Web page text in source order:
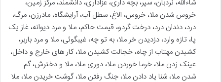
شاءالله، نردبان، سپر، بچه داری، عزاداری، دانشمند، مرکز زمین،
خروس شدن ملا، خروس، الاغ، سطل آب، آرایشگاه، مادرزن، مرگ،
درد، دندان درد، درخت گردو، قیمت حاکم، ملا و مرد دیوانه، غاز یک
پا، تازه وارد، دزدیدن خر ملا، به تو چه، غیبگوئی، ملا و مرد باربر،
کشیدن مهتاب از چاه، خجالت کشیدن ملا، کار های خارج و داخل،
عینک زدن ملا، خرما خوردن ملا، دوری ملا، ملا و دخترش، گم
شدن ملا، شنا یاد دادن ملا، جنگ رفتن ملا، گوشت خریدن ملا، ملا